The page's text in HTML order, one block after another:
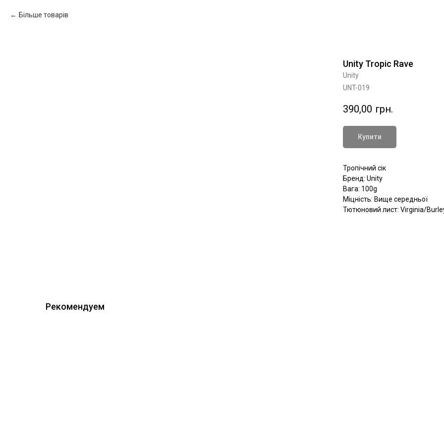
Більше товарів
Unity Tropic Rave
Unity
UNT-019
390,00 грн.
Купити
Тропічний сік
Бренд: Unity
Вага: 100g
Міцність: Вище середньої
Тютюновий лист: Virginia/
Рекомендуем